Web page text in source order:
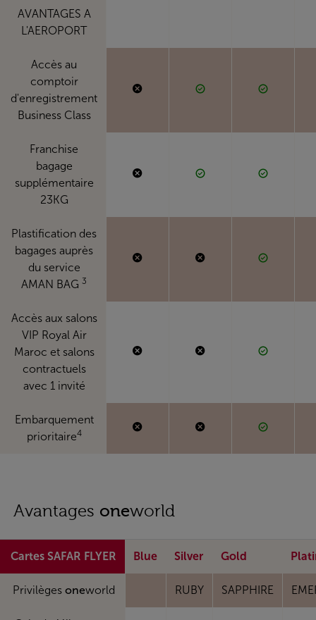
AVANTAGES A
L'AEROPORT
Accès au
comptoir
d'enregistrement
Business Class
Franchise
bagage
supplémentaire
23KG
Plastification des
bagages auprès
du service
AMAN BAG 3
Accès aux salons
VIP Royal Air
Maroc et salons
contractuels
avec 1 invité
Embarquement
prioritaire4
Avantages oneworld
Cartes SAFAR FLYER Blue Silver Gold
Privilèges oneworld RUBY SAPPHIRE